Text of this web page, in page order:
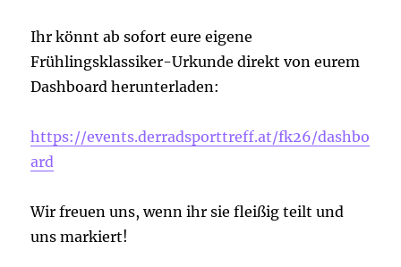
Ihr könnt ab sofort eure eigene
Frühlingsklassiker-Urkunde direkt von eurem
Dashboard herunterladen:
https://events.derradsporttreff.at/fk26/dashbo
ard
Wir freuen uns, wenn ihr sie fleißig teilt und
uns markiert!